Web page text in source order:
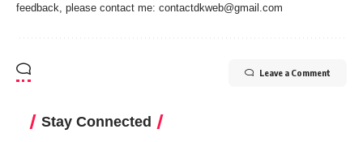
feedback, please contact me: contactdkweb@gmail.com
Leave a Comment
Stay Connected